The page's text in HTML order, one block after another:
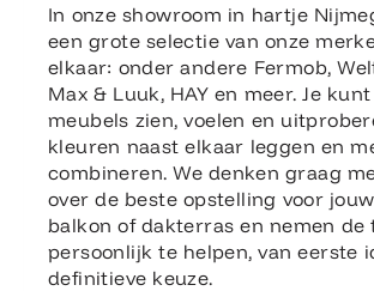
In onze showroom in hartje
een grote selectie van onze
elkaar: onder andere Fermob,
Max & Luuk, HAY en meer. Je
meubels zien, voelen en
kleuren naast elkaar leggen en
combineren. We denken graag
over de beste opstelling voor
balkon of dakterras en nemen de
persoonlijk te helpen, van eerste
definitieve keuze.